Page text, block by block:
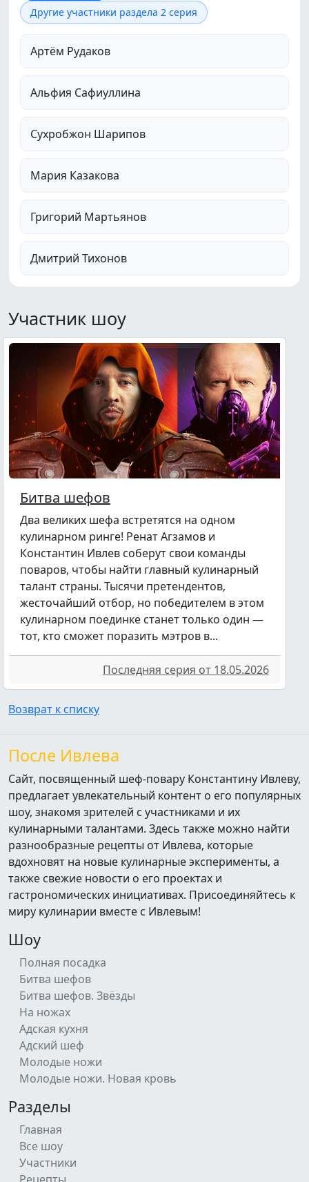
Другие участники раздела 2 серия
Артём Рудаков
Альфия Сафиуллина
Сухробжон Шарипов
Мария Казакова
Григорий Мартьянов
Дмитрий Тихонов
Участник шоу
Битва шефов
Два великих шефа встретятся на одном
кулинарном ринге! Ренат Агзамов и
Константин Ивлев соберут свои команды
поваров, чтобы найти главный кулинарный
талант страны. Тысячи претендентов,
жесточайший отбор, но победителем в этом
кулинарном поединке станет только один —
тот, кто сможет поразить мэтров в...
Последняя серия от 18.05.2026
Возврат к списку
После Ивлева
Сайт, посвященный шеф-повару Константину Ивлеву,
предлагает увлекательный контент о его популярных
шоу, знакомя зрителей с участниками и их
кулинарными талантами. Здесь также можно найти
разнообразные рецепты от Ивлева, которые
вдохновят на новые кулинарные эксперименты, а
также свежие новости о его проектах и
гастрономических инициативах. Присоединяйтесь к
миру кулинарии вместе с Ивлевым!
Шоу
Полная посадка
Битва шефов
Битва шефов. Звёзды
На ножах
Адская кухня
Адский шеф
Молодые ножи
Молодые ножи. Новая кровь
Разделы
Главная
Все шоу
Участники